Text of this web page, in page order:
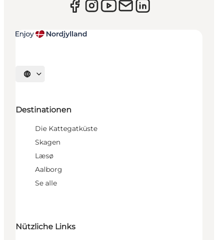
Sprache auswählen
Destinationen
Die Kattegatküste
Skagen
Læsø
Aalborg
Se alle
Nützliche Links